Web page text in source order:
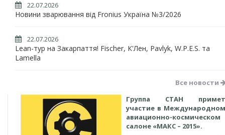
22.07.2026
Новини зварювання від Fronius Україна №3/2026
22.07.2026
Lean-тур на Закарпаття! Fischer, К'Лен, Pavlyk, W.P.E.S. та
Lamella
Все новости
Группа СТАН примет
участие в Международном
авиационно-космическом
салоне «МАКС – 2015».